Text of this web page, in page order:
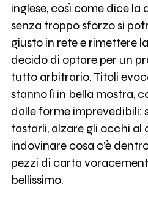
inglese, così come dice la
senza troppo sforzo si
giusto in rete e rimettere
decido di optare per un
tutto arbitrario. Titoli
stanno lì in bella mostra,
dalle forme imprevedibili:
tastarli, alzare gli occhi al
indovinare cosa c’è
pezzi di carta
bellissimo.